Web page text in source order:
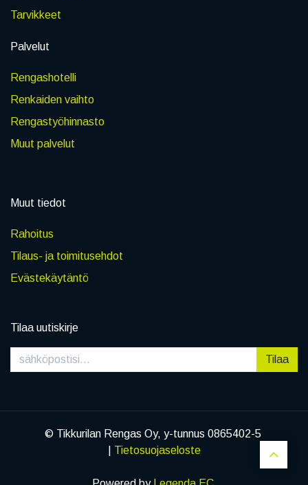
Tarvikkeet
Palvelut
Rengashotelli
Renkaiden vaihto
Rengastyöhinnasto
Muut palvelut
Muut tiedot
Rahoitus
Tilaus- ja toimitusehdot
Evästekäytäntö
Tilaa uutiskirje
Tilaa
© Tikkurilan Rengas Oy, y-tunnus 0865402-5
Tietosuojaseloste